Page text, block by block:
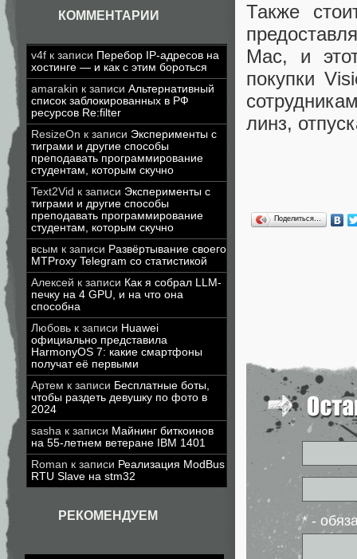
КОММЕНТАРИИ
v4f к записи Перебор IP-адресов на
хостинге — и как с этим бороться
amarakin к записи Альтернативный
список заблокированных в РФ
ресурсов Re:filter
ResizeOn к записи Эксперименты с
тиграми и другие способы
преподавать программирование
студентам, которым скучно
Text2Vid к записи Эксперименты с
тиграми и другие способы
преподавать программирование
студентам, которым скучно
всым к записи Развёртывание своего
MTProxy Telegram со статистикой
Алексей к записи Как я собрал LLM-
печку на 4 GPU, и на что она
способна
Любовь к записи Huawei
официально представила
HarmonyOS 7: какие смартфоны
получат её первыми
Артем к записи Бесплатные боты,
чтобы раздеть девушку по фото в
2024
sasha к записи Майнинг биткоинов
на 55-летнем ветеране IBM 1401
Roman к записи Реализация ModBus
RTU Slave на stm32
РЕКОМЕНДУЕМ
Также
Mac, и
покупки
линз,
Поделиться…
* -